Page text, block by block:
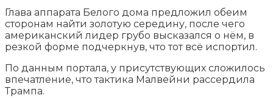
Глава аппарата Белого дома предложил обеим
сторонам найти золотую середину, после чего
американский лидер грубо высказался о нём, в
резкой форме подчеркнув, что тот всё испортил.
По данным портала, у присутствующих сложилось
впечатление, что тактика Малвейни рассердила
Трампа.